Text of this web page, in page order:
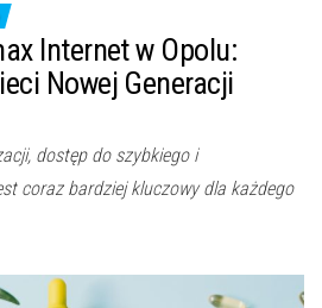
Internet w Opolu:
Nowej Generacji
dostęp do szybkiego i
coraz bardziej kluczowy dla każdego